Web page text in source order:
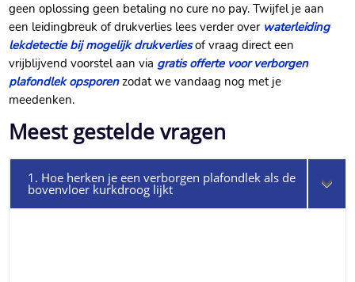
geen oplossing geen betaling no cure no pay.​ Twijfel je aan
een leidingbreuk of drukverlies lees verder over waterleiding
lekdetectie bij mogelijk drukverliesof vraag direct een
vrijblijvend voorstel aan via gratis offerte voor verborgen
plafondlek opsporenzodat we vandaag nog met je
meedenken.​
Meest gestelde vragen
1. Hoe herken je een verborgen plafondlek als de
bovenvloer kurkdroog lijkt